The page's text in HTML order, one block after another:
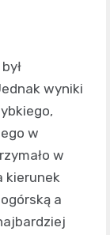
wyniki
w
w
kierunek
a